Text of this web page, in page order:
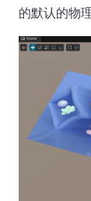
的默认的物